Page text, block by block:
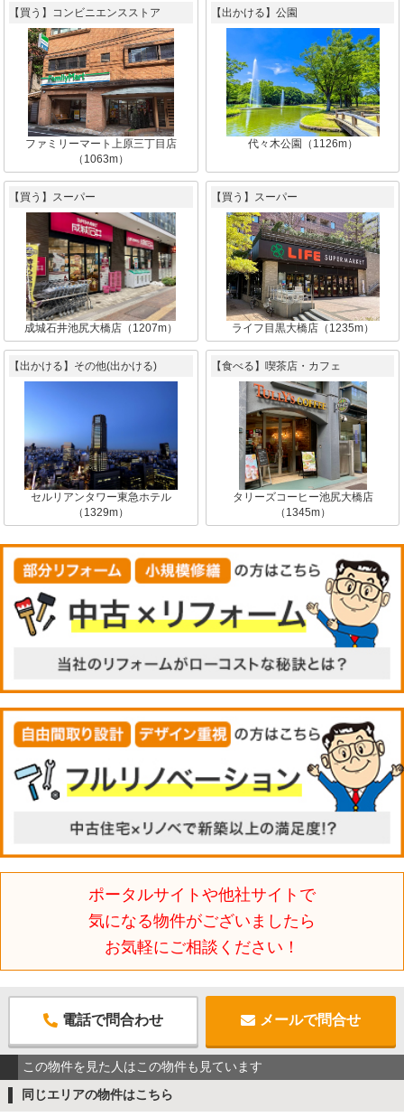
【買う】コンビニエンスストア
ファミリーマート上原三丁目店
（1063m）
【出かける】公園
代々木公園（1126m）
【買う】スーパー
成城石井池尻大橋店（1207m）
【買う】スーパー
ライフ目黒大橋店（1235m）
【出かける】その他(出かける)
セルリアンタワー東急ホテル
（1329m）
【食べる】喫茶店・カフェ
タリーズコーヒー池尻大橋店
（1345m）
ポータルサイトや他社サイトで
気になる物件がございましたら
お気軽にご相談ください！
電話で問合わせ メールで問合せ
この物件を見た人はこの物件も見ています
同じエリアの物件はこちら